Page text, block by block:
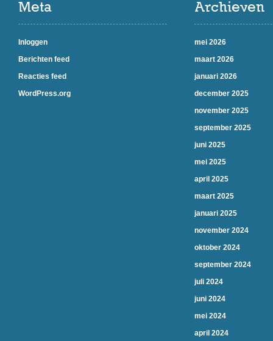
Meta
Inloggen
Berichten feed
Reacties feed
WordPress.org
Archieven
mei 2026
maart 2026
januari 2026
december 2025
november 2025
september 2025
juni 2025
mei 2025
april 2025
maart 2025
januari 2025
november 2024
oktober 2024
september 2024
juli 2024
juni 2024
mei 2024
april 2024